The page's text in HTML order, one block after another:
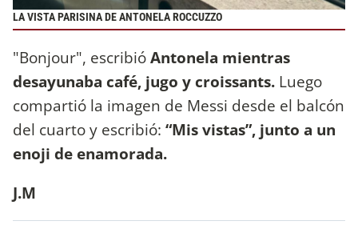
LA VISTA PARISINA DE ANTONELA ROCCUZZO
"Bonjour", escribióAntonela mientras
desayunaba café, jugo y croissants. Luego
compartió la imagen de Messi desde el balcón
del cuarto y escribió: “Mis vistas”, junto a un
enoji de enamorada.
J.M